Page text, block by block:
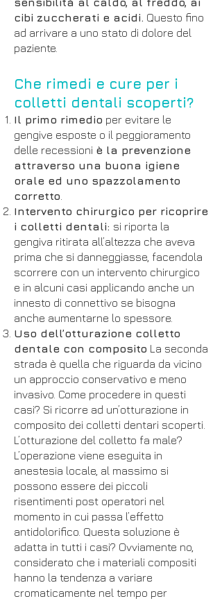
cibi zuccherati e acidi. Questo fino
ad arrivare a uno stato di dolore del
paziente.
Che rimedi e cure per i
colletti dentali scoperti?
Il primo rimedio per evitare le
gengive esposte o il peggioramento
delle recessioni è la prevenzione
attraverso una buona igiene
orale ed uno spazzolamento
corretto
Intervento chirurgico per ricoprire
i colletti dentali: si riporta la
gengiva ritirata all’altezza che aveva
prima che si danneggiasse, facendola
scorrere con un intervento chirurgico
e in alcuni casi applicando anche un
innesto di connettivo se bisogna
anche aumentarne lo spessore.
Uso dell’otturazione colletto
dentale con composito La seconda
strada è quella che riguarda da vicino
un approccio conservativo e meno
invasivo. Come procedere in questi
casi? Si ricorre ad un’otturazione in
composito dei colletti dentari scoperti.
L’otturazione del colletto fa male?
L’operazione viene eseguita in
anestesia locale, al massimo si
possono essere dei piccoli
risentimenti post operatori nel
momento in cui passa l’effetto
antidolorifico. Questa soluzione è
adatta in tutti i casi? Ovviamente no,
considerato che i materiali compositi
hanno la tendenza a variare
cromaticamente nel tempo per